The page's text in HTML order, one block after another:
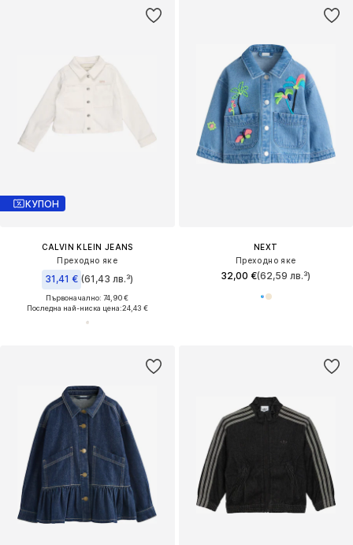
КУПОН
CALVIN KLEIN JEANS
Преходно яке
31,41 € (61,43 лв.³)
Първоначално: 74,90 €
Последна най-ниска цена:24,43 €
NEXT
Преходно яке
32,00 €(62,59 лв.³)